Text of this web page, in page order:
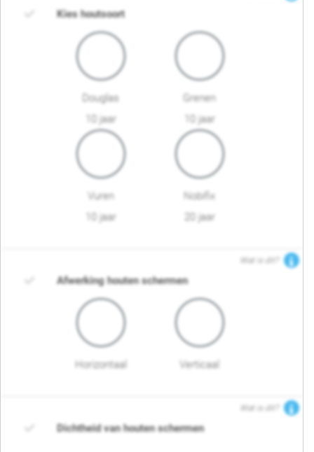
Kies houtsoort
Douglas
10 jaar
Grenen
10 jaar
Vuren
10 jaar
Nobifix
20 jaar
Wat is dit?
Afwerking houten schermen
Horizontaal Verticaal
Wat is dit?
Dichtheid van houten schermen